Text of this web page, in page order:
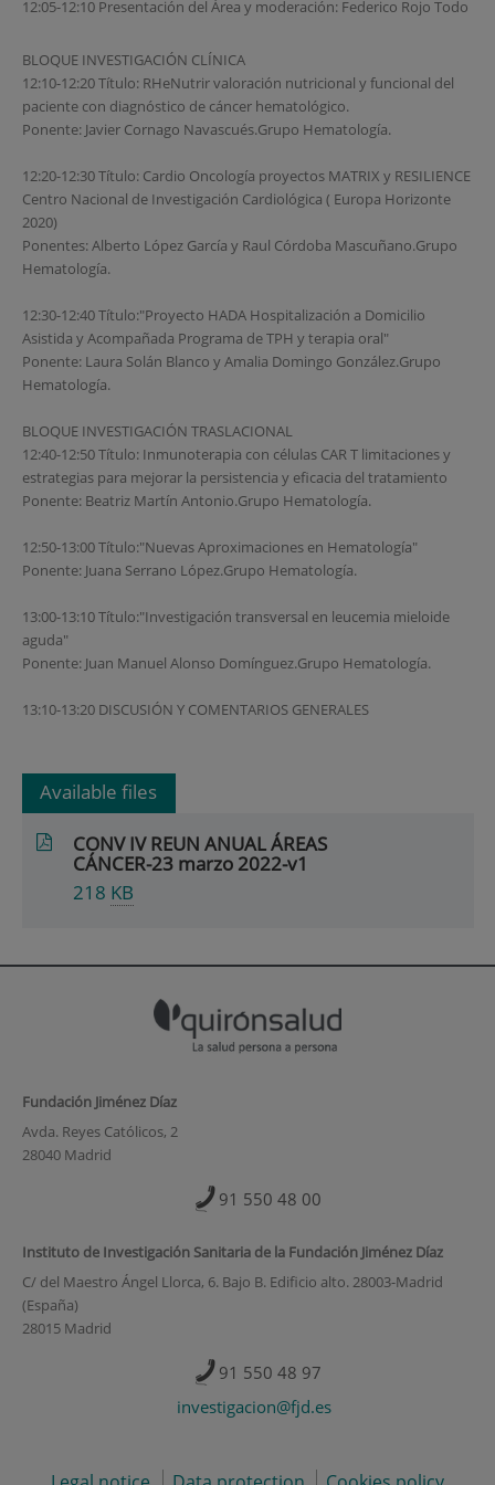
12:05-12:10 Presentación del Área y moderación: Federico Rojo Todo
BLOQUE INVESTIGACIÓN CLÍNICA
12:10-12:20 Título: RHeNutrir valoración nutricional y funcional del
paciente con diagnóstico de cáncer hematológico.
Ponente: Javier Cornago Navascués.Grupo Hematología.
12:20-12:30 Título: Cardio Oncología proyectos MATRIX y RESILIENCE
Centro Nacional de Investigación Cardiológica ( Europa Horizonte
2020)
Ponentes: Alberto López García y Raul Córdoba Mascuñano.Grupo
Hematología.
12:30-12:40 Título:"Proyecto HADA Hospitalización a Domicilio
Asistida y Acompañada Programa de TPH y terapia oral"
Ponente: Laura Solán Blanco y Amalia Domingo González.Grupo
Hematología.
BLOQUE INVESTIGACIÓN TRASLACIONAL
12:40-12:50 Título: Inmunoterapia con células CAR T limitaciones y
estrategias para mejorar la persistencia y eficacia del tratamiento
Ponente: Beatriz Martín Antonio.Grupo Hematología.
12:50-13:00 Título:"Nuevas Aproximaciones en Hematología"
Ponente: Juana Serrano López.Grupo Hematología.
13:00-13:10 Título:"Investigación transversal en leucemia mieloide
aguda"
Ponente: Juan Manuel Alonso Domínguez.Grupo Hematología.
13:10-13:20 DISCUSIÓN Y COMENTARIOS GENERALES
Available files
CONV IV REUN ANUAL ÁREAS
CÁNCER-23 marzo 2022-v1
218 KB
Fundación Jiménez Díaz
Avda. Reyes Católicos, 2
28040 Madrid
91 550 48 00
Instituto de Investigación Sanitaria de la Fundación Jiménez Díaz
C/ del Maestro Ángel Llorca, 6. Bajo B. Edificio alto. 28003-Madrid
(España)
28015 Madrid
91 550 48 97
investigacion@fjd.es